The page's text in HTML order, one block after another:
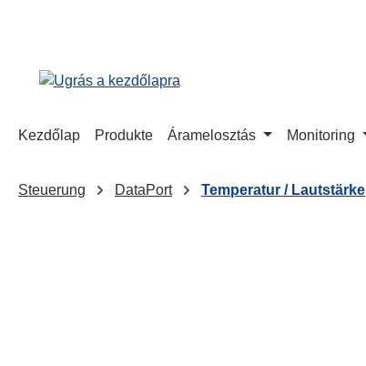
Kezdőlap Produkte Áramelosztás Monitoring
Steuerung DataPort Temperatur / Lautstärke